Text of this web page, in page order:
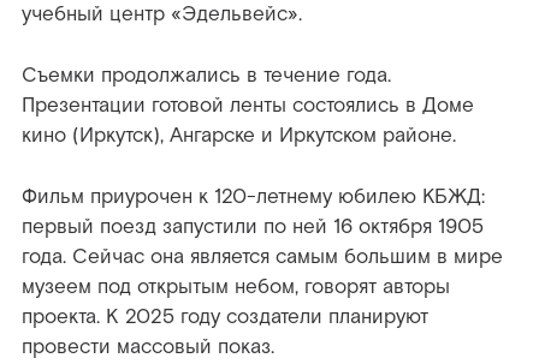
учебный центр «Эдельвейс».
Съемки продолжались в течение года.
Презентации готовой ленты состоялись в Доме
кино (Иркутск), Ангарске и Иркутском районе.
Фильм приурочен к 120-летнему юбилею КБЖД:
первый поезд запустили по ней 16 октября 1905
года. Сейчас она является самым большим в мире
музеем под открытым небом, говорят авторы
проекта. К 2025 году создатели планируют
провести массовый показ.